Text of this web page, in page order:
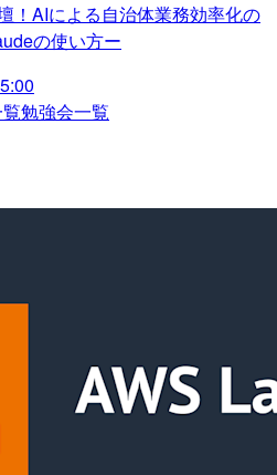
！AIによる自治体業務効率化の
の使い方ー
勉強会一覧